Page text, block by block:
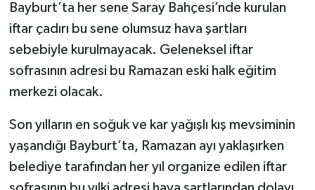
Bayburt’ta her sene Saray Bahçesi’nde kurulan
iftar çadırı bu sene olumsuz hava şartları
sebebiyle kurulmayacak. Geleneksel iftar
sofrasının adresi bu Ramazan eski halk eğitim
merkezi olacak.
Son yılların en soğuk ve kar yağışlı kış mevsiminin
yaşandığı Bayburt’ta, Ramazan ayı yaklaşırken
belediye tarafından her yıl organize edilen iftar